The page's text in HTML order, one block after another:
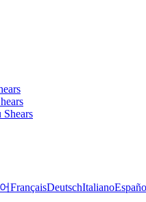
Shears
FrançaisDeutschItaliano